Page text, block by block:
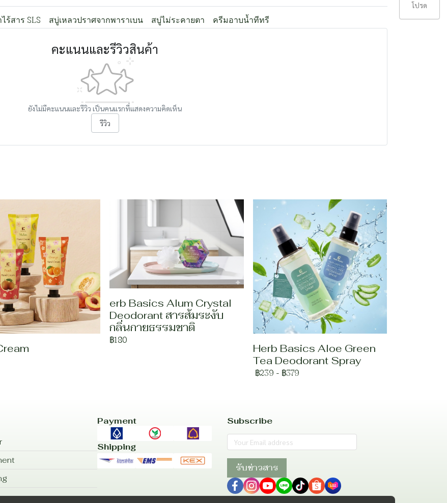
ร้สาร SLS สบู่เหลวปราศจากพาราเบน สบู่ไม่ระคายตา ครีมอาบน้ำทีทรี
คะแนนและรีวิวสินค้า
ยังไม่มีคะแนนและรีวิว เป็นคนแรกที่แสดงความคิดเห็น
รีวิว
erb Basics Alum Crystal
Deodorant สารส้มระงับ
กลิ่นกายธรรมชาติ
฿180
Herb Basics Aloe Green
Tea Deodorant Spray
฿239 - ฿379
Payment
Shipping
Subscribe
รับข่าวสาร
โปรด